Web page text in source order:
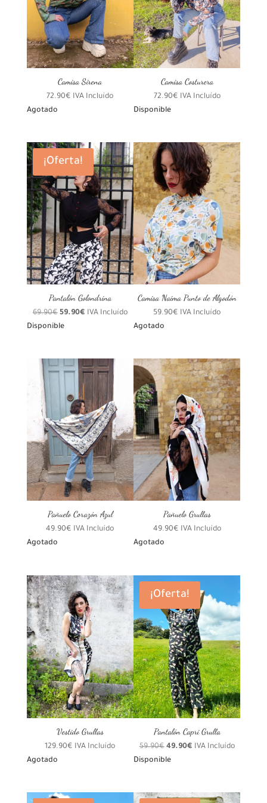
Camisa Sirena
72.90€ IVA Incluído
Agotado
Camisa Costurera
72.90€ IVA Incluído
Disponible
¡Oferta!
Pantalón Golondrina
69.90€ El
precio
69.90€.
59.90€El
59.90€.
IVA Incluído
Disponible
Camisa Naima Punto de Algodón
59.90€ IVA Incluído
Agotado
Pañuelo Corazón Azul
49.90€ IVA Incluído
Agotado
Pañuelo Grullas
49.90€ IVA Incluído
Agotado
Vestido Grullas
129.90€ IVA Incluído
Agotado
¡Oferta!
Pantalón Capri Grulla
59.90€ El
precio
59.90€.
49.90€El
49.90€.
IVA Incluído
Disponible